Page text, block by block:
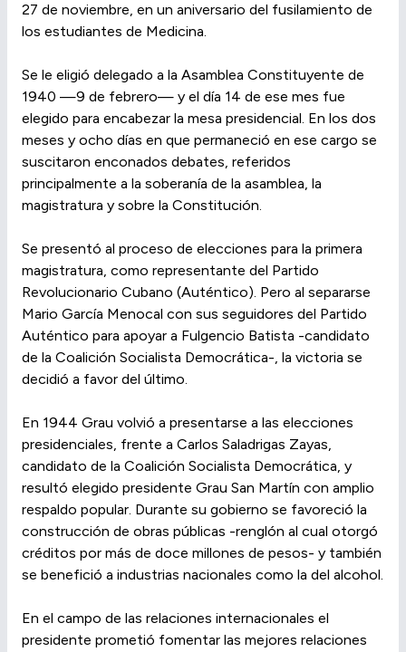
27 de noviembre, en un aniversario del fusilamiento de
los estudiantes de Medicina.
Se le eligió delegado a la Asamblea Constituyente de
1940 —9 de febrero— y el día 14 de ese mes fue
elegido para encabezar la mesa presidencial. En los dos
meses y ocho días en que permaneció en ese cargo se
suscitaron enconados debates, referidos
principalmente a la soberanía de la asamblea, la
magistratura y sobre la Constitución.
Se presentó al proceso de elecciones para la primera
magistratura, como representante del Partido
Revolucionario Cubano (Auténtico). Pero al separarse
Mario García Menocal con sus seguidores del Partido
Auténtico para apoyar a Fulgencio Batista -candidato
de la Coalición Socialista Democrática-, la victoria se
decidió a favor del último.
En 1944 Grau volvió a presentarse a las elecciones
presidenciales, frente a Carlos Saladrigas Zayas,
candidato de la Coalición Socialista Democrática, y
resultó elegido presidente Grau San Martín con amplio
respaldo popular. Durante su gobierno se favoreció la
construcción de obras públicas -renglón al cual otorgó
créditos por más de doce millones de pesos- y también
se benefició a industrias nacionales como la del alcohol.
En el campo de las relaciones internacionales el
presidente prometió fomentar las mejores relaciones